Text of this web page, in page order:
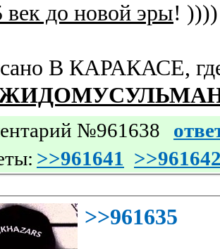
век до новой эры! ))))
В КАРАКАСЕ,
№961638
>>961641
>>961635